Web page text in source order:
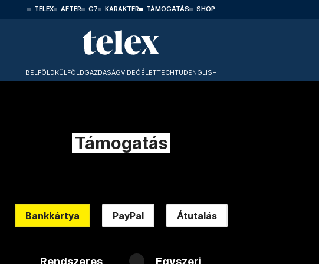
TELEX AFTER G7 KARAKTER TÁMOGATÁS SHOP
BELFÖLDKÜLFÖLDGAZDASÁGVIDEÓÉLETTECHTUDENGLISH
Támogatás
Bankkártya PayPal Átutalás
Rendszeres Egyszeri